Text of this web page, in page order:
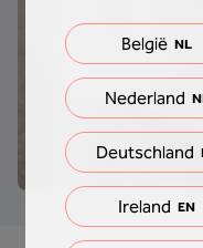
België NL
Nederland
Deutschland
Ireland EN